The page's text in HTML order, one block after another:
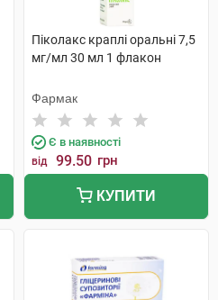
Піколакс краплі оральні 7,5
мг/мл 30 мл 1 флакон
Фармак
Є в наявності
від 99.50 грн
КУПИТИ